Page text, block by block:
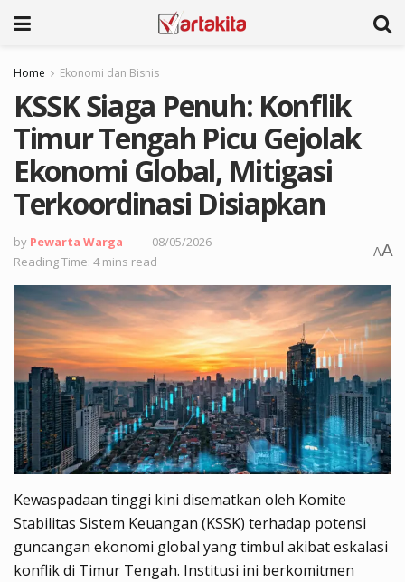
Home Ekonomi dan Bisnis
KSSK Siaga Penuh: Konflik
Timur Tengah Picu Gejolak
Ekonomi Global, Mitigasi
Terkoordinasi Disiapkan
by Pewarta Warga
08/05/2026
Reading Time: 4 mins read
AA
Kewaspadaan tinggi kini disematkan oleh Komite
Stabilitas Sistem Keuangan (KSSK) terhadap potensi
guncangan ekonomi global yang timbul akibat eskalasi
konflik di Timur Tengah. Institusi ini berkomitmen